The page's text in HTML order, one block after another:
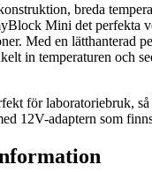
breda
Mini det perfekta
Med en lätthanterad
in temperaturen och
för laboratoriebruk,
12V-adaptern som